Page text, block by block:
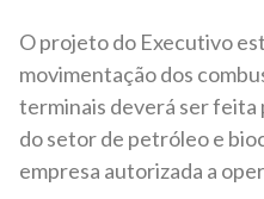
O projeto do Executivo
movimentação dos
terminais deverá ser feita
do setor de petróleo e
empresa autorizada a